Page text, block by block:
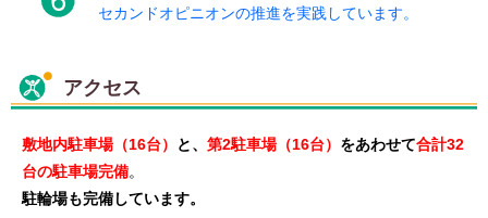
セカンドオピニオンの推進を実践しています。
アクセス
敷地内駐車場（16台） と、 第2駐車場（16台） をあわせて合計32
台の駐車場完備。
駐輪場も完備しています。